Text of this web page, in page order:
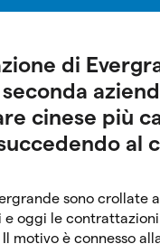
di
cinese più
al
sono crollate
oggi le contrattazioni
motivo è connesso